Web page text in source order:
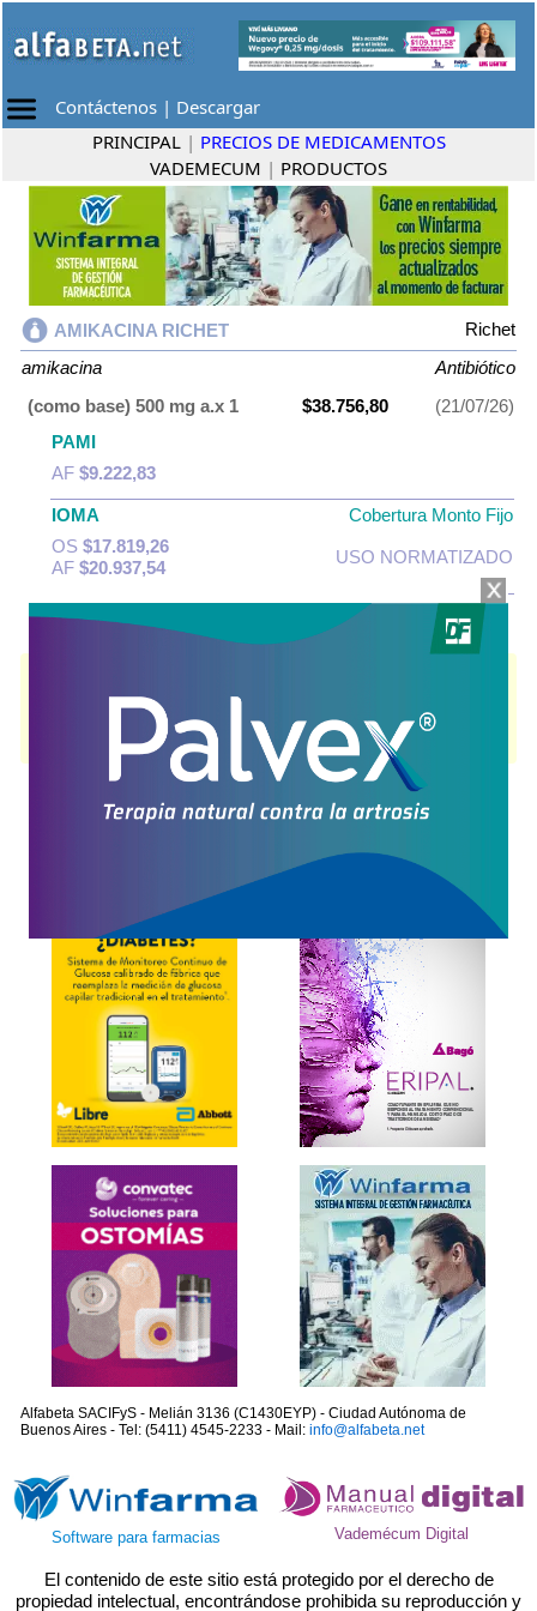
Contáctenos | Descargar
PRINCIPAL | PRECIOS DE MEDICAMENTOS
VADEMECUM | PRODUCTOS
AMIKACINA RICHET
Richet
amikacina
Antibiótico
(como base) 500 mg a.x 1
$38.756,80
(21/07/26)
PAMI
AF $9.222,83
IOMA
Cobertura Monto Fijo
OS $17.819,26
AF $20.937,54
USO NORMATIZADO
Es producido porRichet y cuenta con 1 presentación disponible.
Algunas presentaciones cuentan con cobertura PAMI.
Explorar más
Otros productos con
Alfabeta SACIFyS - Melián 3136 (C1430EYP) - Ciudad Autónoma de
Buenos Aires - Tel: (5411) 4545-2233 - Mail: info@alfabeta.net
Software para farmacias Vademécum Digital
El contenido de este sitio está protegido por el derecho de
propiedad intelectual, encontrándose prohibida su reproducción y